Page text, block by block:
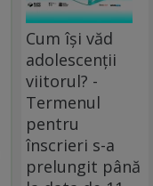
Cum își văd
adolescenții
viitorul? -
Termenul
pentru
înscrieri s-a
prelungit până